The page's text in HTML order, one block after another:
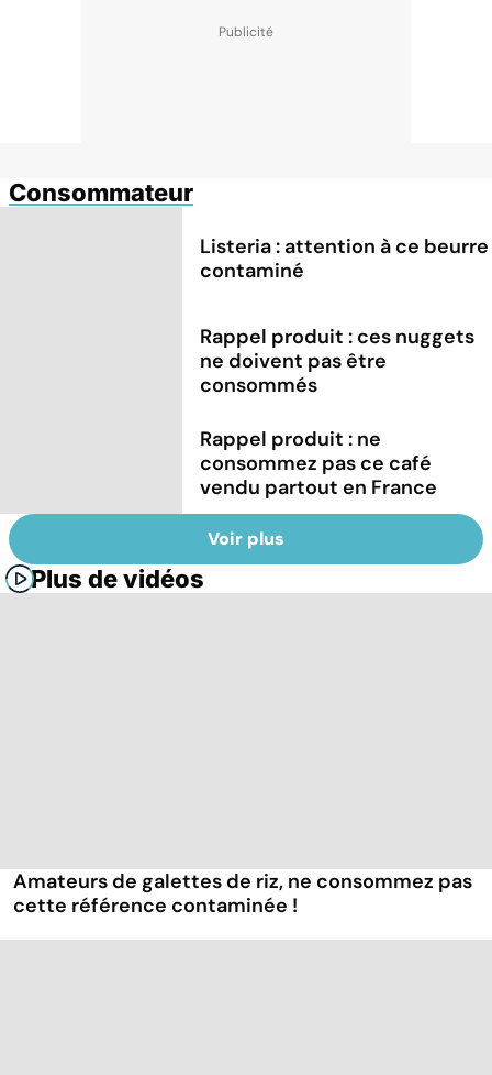
Consommateur
Listeria : attention à ce beurre
contaminé
Rappel produit : ces nuggets
ne doivent pas être
consommés
Rappel produit : ne
consommez pas ce café
vendu partout en France
Voir plus
Plus de vidéos
Amateurs de galettes de riz, ne consommez pas
cette référence contaminée !